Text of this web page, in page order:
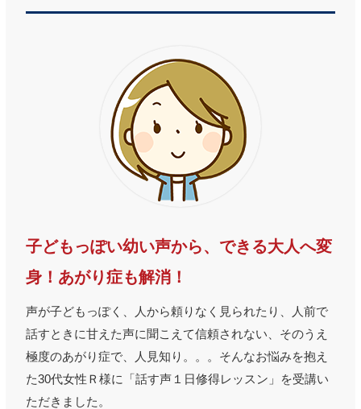
子どもっぽい幼い声から、できる大人へ変
身！あがり症も解消！
声が子どもっぽく、人から頼りなく見られたり、人前で
話すときに甘えた声に聞こえて信頼されない、そのうえ
極度のあがり症で、人見知り。。。そんなお悩みを抱え
た30代女性Ｒ様に「話す声１日修得レッスン」を受講い
ただきました。